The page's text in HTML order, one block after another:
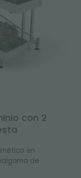
con 2
en
de